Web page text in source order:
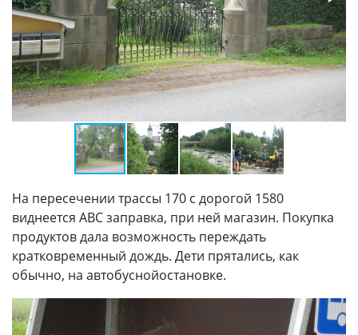
На пересечении трассы 170 с дорогой 1580
виднеется АВС заправка, при ней магазин. Покупка
продуктов дала возможность переждать
кратковременный дождь. Дети прятались, как
обычно, на автобуснойостановке.